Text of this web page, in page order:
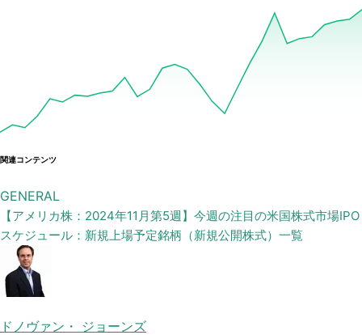
関連コンテンツ
GENERAL
【アメリカ株：2024年11月第5週】今週の注目の米国株式市場IPO
スケジュール：新規上場予定銘柄（新規公開株式）一覧
ドノヴァン・ ジョーンズ